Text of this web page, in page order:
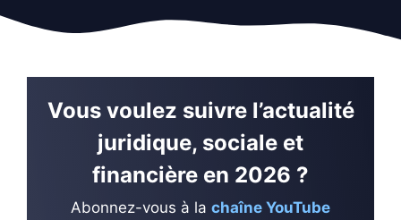
Vous voulez suivre l’actualité
juridique, sociale et
financière en 2026 ?
Abonnez-vous à la chaîne YouTube